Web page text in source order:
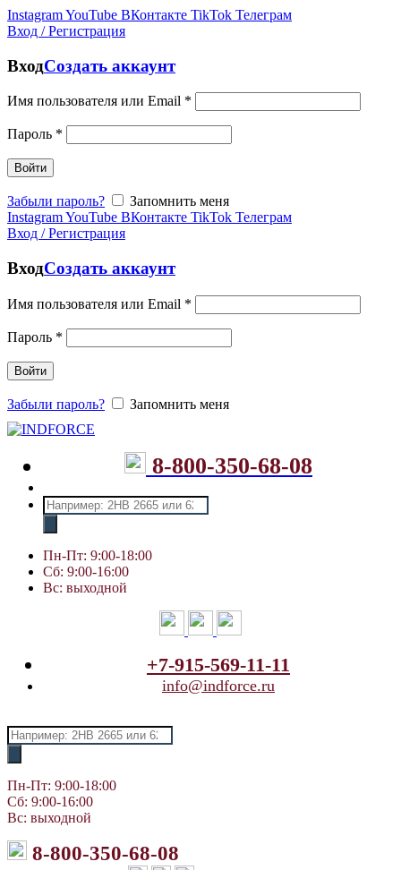
InstagramYouTube ВКонтакте TikTok Телеграм
Вход / Регистрация
ВходСоздать аккаунт
Имя пользователя или Email *
Пароль *
Войти
Забыли пароль?
Запомнить меня
InstagramYouTube ВКонтакте TikTok Телеграм
Вход / Регистрация
ВходСоздать аккаунт
Имя пользователя или Email *
Пароль *
Войти
Забыли пароль? Запомнить меня
8-800-350-68-08
Поиск
товаров
Пн-Пт: 9:00-18:00
Сб: 9:00-16:00
Вс: выходной
+7-915-569-11-11
info@indforce.ru
Поиск
товаров
Пн-Пт: 9:00-18:00
Сб: 9:00-16:00
Вс: выходной
8-800-350-68-08